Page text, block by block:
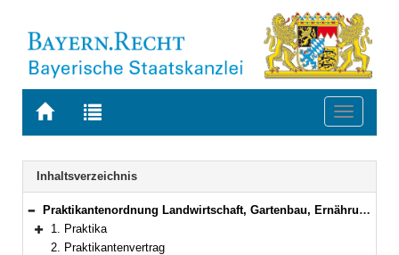
Zur
BAYERN.RECHT
Zur
letzten
Suche
Toggle
Navigation
Inhaltsverzeichnis
Bereich reduzieren
Praktikantenordnung Landwirtschaft, Gartenbau, Ernährung und Hauswirtschaft sowie Landespflege (POLGEHL)
Bereich erweitern
1. Praktika
2. Praktikantenvertrag